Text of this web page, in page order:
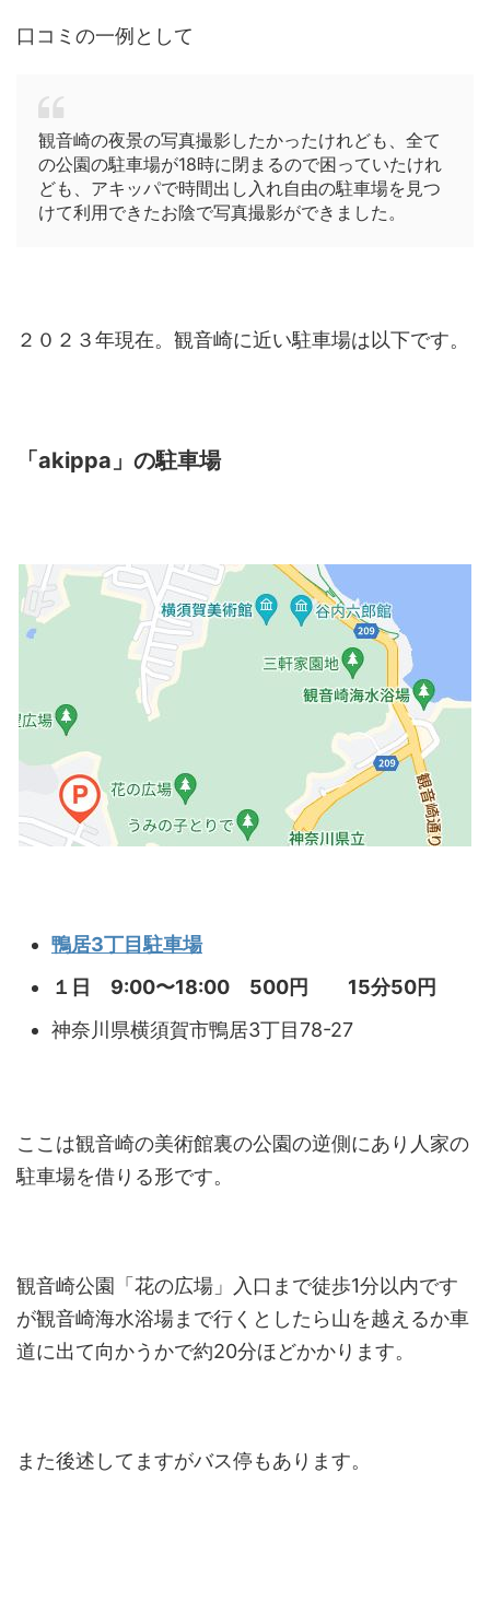
口コミの一例として
観音崎の夜景の写真撮影したかったけれども、全て
の公園の駐車場が18時に閉まるので困っていたけれ
ども、アキッパで時間出し入れ自由の駐車場を見つ
けて利用できたお陰で写真撮影ができました。
２０２３年現在。観音崎に近い駐車場は以下です。
「akippa」の駐車場
鴨居3丁目駐車場
１日 9:00〜18:00 500円 15分50円
神奈川県横須賀市鴨居3丁目78-27
ここは観音崎の美術館裏の公園の逆側にあり人家の
駐車場を借りる形です。
観音崎公園「花の広場」入口まで徒歩1分以内です
が観音崎海水浴場まで行くとしたら山を越えるか車
道に出て向かうかで約20分ほどかかります。
また後述してますがバス停もあります。